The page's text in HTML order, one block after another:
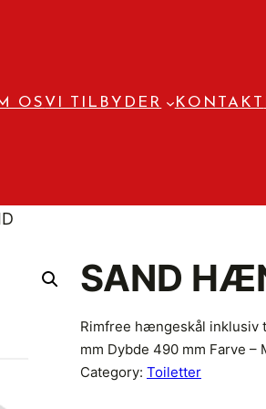
OS VI TILBYDER KONTAKT
SAND
Rimfree hængeskål inklusiv
mm Dybde 490 mm Farve –
Category: Toiletter